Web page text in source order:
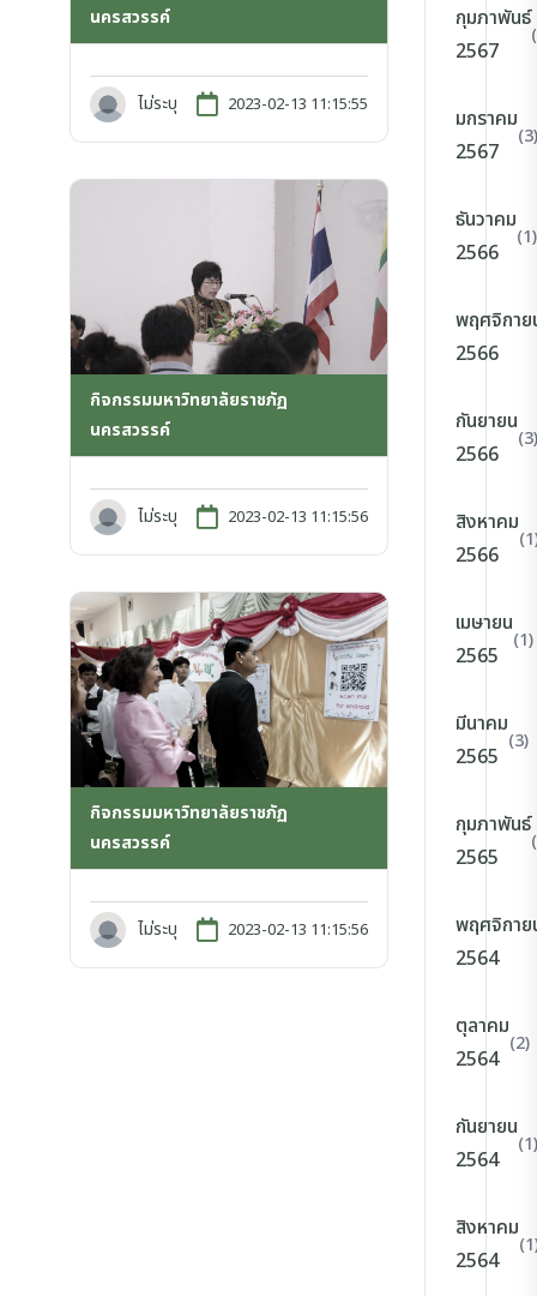
นครสวรรค์
ไม่ระบุ 2023-02-13 11:15:55
กิจกรรมมหาวิทยาลัยราชภัฏ
นครสวรรค์
ไม่ระบุ 2023-02-13 11:15:56
กิจกรรมมหาวิทยาลัยราชภัฏ
นครสวรรค์
ไม่ระบุ 2023-02-13 11:15:56
กุมภาพันธ์
2567
มกราคม
2567
(3)
ธันวาคม
2566
(1)
พฤศจิกาย
2566
กันยายน
2566
(3)
สิงหาคม
2566
เมษายน
2565
(1)
มีนาคม
2565
(3)
กุมภาพันธ์
2565
พฤศจิกาย
2564
ตุลาคม
2564
(2)
กันยายน
2564
(1)
สิงหาคม
2564